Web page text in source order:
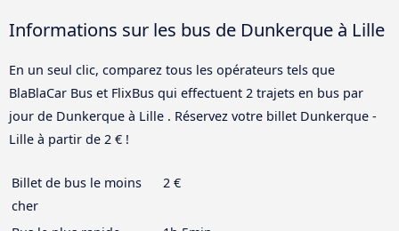
Informations sur les bus de Dunkerque à Lille
En un seul clic, comparez tous les opérateurs tels que
BlaBlaCar Bus et FlixBus qui effectuent 2 trajets en bus par
jour de Dunkerque à Lille . Réservez votre billet Dunkerque -
Lille à partir de 2 € !
Billet de bus le moins
cher
2 €